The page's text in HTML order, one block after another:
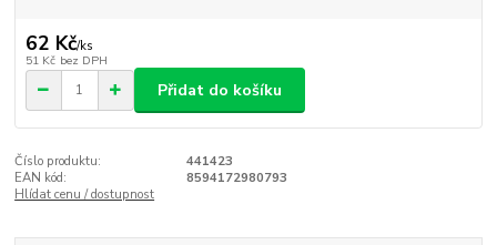
62 Kč/ks
51 Kč bez DPH
Přidat do košíku
Číslo produktu:
441423
EAN kód:
8594172980793
Hlídat cenu / dostupnost